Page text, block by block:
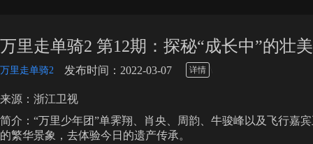
万里走单骑2 第12期：探秘“成长中”的壮
万里走单骑2 发布时间：2022-03-07 详情
来源：浙江卫视
简介：“万里少年团”单霁翔、肖央、周韵、牛骏峰以及飞行嘉
的繁华景象，去体验今日的遗产传承。